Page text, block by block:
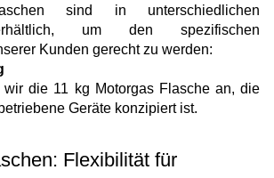
sind in unterschiedlichen
um den spezifischen
Kunden gerecht zu werden:
wir die 11 kg Motorgas Flasche an, die
Geräte konzipiert ist.
Flexibilität für